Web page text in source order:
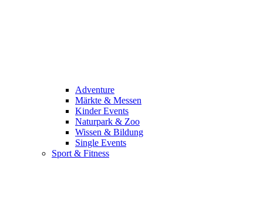
Adventure
Märkte & Messen
Kinder Events
Naturpark & Zoo
Wissen & Bildung
Single Events
Sport & Fitness